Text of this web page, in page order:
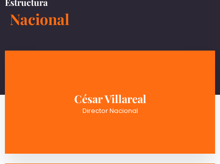
Nacional
César Villareal
Director Nacional